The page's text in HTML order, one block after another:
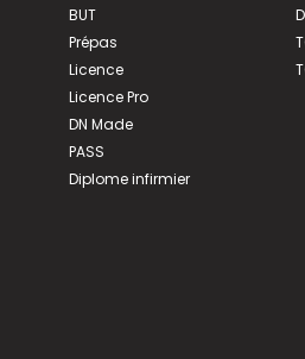
BUT
Prépas
Licence
Licence Pro
DN Made
PASS
Diplome infirmier